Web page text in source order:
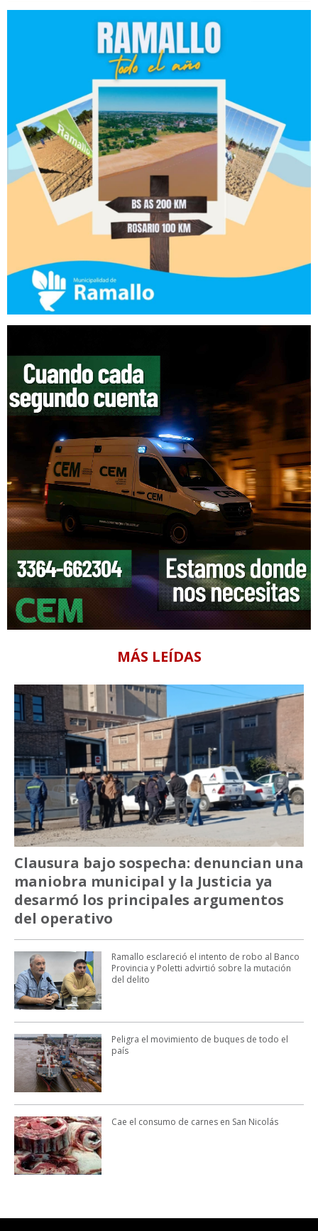
MÁS LEÍDAS
Clausura bajo sospecha: denuncian una
maniobra municipal y la Justicia ya
desarmó los principales argumentos
del operativo
Ramallo esclareció el intento de robo al Banco
Provincia y Poletti advirtió sobre la mutación
del delito
Peligra el movimiento de buques de todo el
país
Cae el consumo de carnes en San Nicolás